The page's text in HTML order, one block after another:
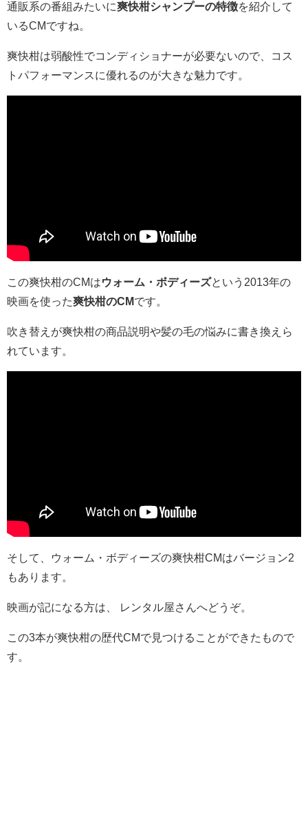
通販系の番組みたいに爽快柑シャンプーの特徴を紹介して
いるCMですね。
爽快柑は弱酸性でコンディショナーが必要ないので、コス
トパフォーマンスに優れるのが大きな魅力です。
この爽快柑のCMはウォーム・ボディーズという2013年の
映画を使った爽快柑のCMです。
吹き替えが爽快柑の商品説明や髪の毛の悩みに書き換えら
れています。
そして、ウォーム・ボディーズの爽快柑CMはバージョン2
もあります。
映画が記になる方は、 レンタル屋さんへどうぞ。
この3本が爽快柑の歴代CMで見つけることができたもので
す。